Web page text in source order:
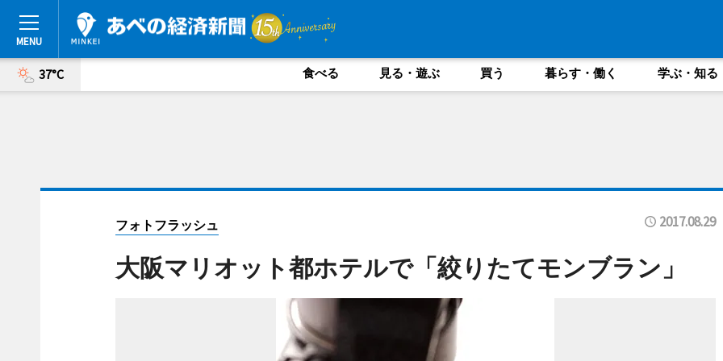
37°C 食べる 見る・遊ぶ 買う 暮らす・働く 学ぶ・知る
フォトフラッシュ 2017.08.29
大阪マリオット都ホテルで「絞りたてモンブラン」